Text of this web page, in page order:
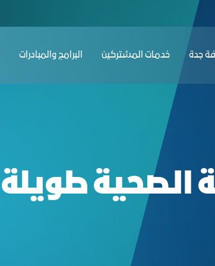
ﺟﺪة ﺧﺪﻣﺎت المشتركين البرامج والمبادرات
طويلة